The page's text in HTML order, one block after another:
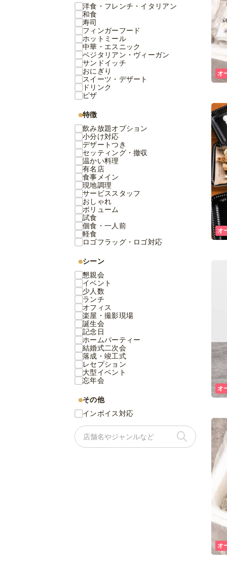
オ
オ
オ
オ
洋食・フレンチ・イタリアン
和食
寿司
フィンガーフード
ホットミール
中華・エスニック
ベジタリアン・ヴィーガン
サンドイッチ
おにぎり
スイーツ・デザート
ドリンク
ピザ
特徴
飲み放題オプション
小分け対応
デザートつき
セッティング・撤収
温かい料理
有名店
食事メイン
現地調理
サービススタッフ
おしゃれ
ボリューム
試食
個食・一人前
軽食
ロゴフラッグ・ロゴ対応
シーン
懇親会
イベント
少人数
ランチ
オフィス
楽屋・撮影現場
誕生会
記念日
ホームパーティー
結婚式二次会
落成・竣工式
レセプション
大型イベント
忘年会
その他
インボイス対応